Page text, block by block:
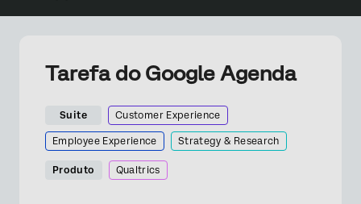
Tarefa do Google Agenda
Suite Customer Experience
Employee Experience Strategy & Research
Produto Qualtrics